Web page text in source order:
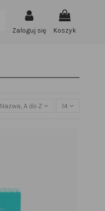
Zaloguj się Koszyk
Nazwa, A do Z 14